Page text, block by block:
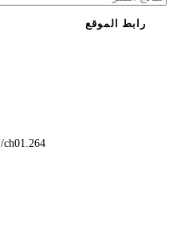
رابط الموقع
/ch01.264